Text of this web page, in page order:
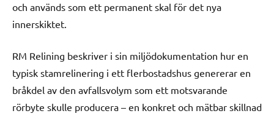
och används som ett permanent skal för det nya
innerskiktet.
RM Relining beskriver i sin miljödokumentation hur en
typisk stamrelinering i ett flerbostadshus genererar en
bråkdel av den avfallsvolym som ett motsvarande
rörbyte skulle producera – en konkret och mätbar skillnad